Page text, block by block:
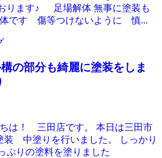
ります♪ 足場解体 無事に塗装も
体です 傷等つけないように 慎...
部分も綺麗に塗装をしま
は！ 三田店です。 本日は三田市
中塗りを行いました。 しっかり
ぷりの塗料を塗りました